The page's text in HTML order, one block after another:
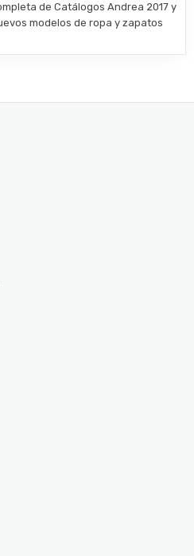
de Catálogos Andrea 2017 y
modelos de ropa y zapatos